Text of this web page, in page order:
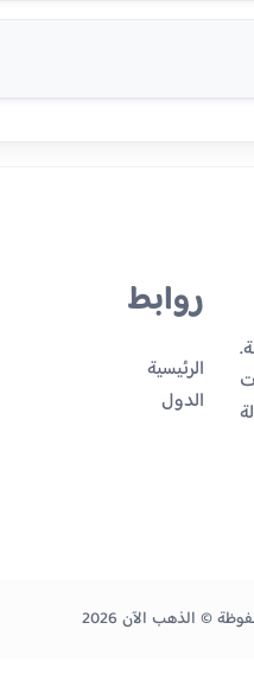
روابط
الرئيسية
الدول
© الذهب الآن 2026